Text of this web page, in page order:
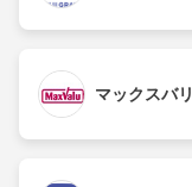
マックスバ